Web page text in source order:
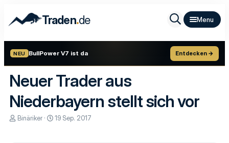
Traden.de
NEU BullPower V7 ist da Entdecken →
Neuer Trader aus
Niederbayern stellt sich vor
EBinäriker
E19 Sep. 2017